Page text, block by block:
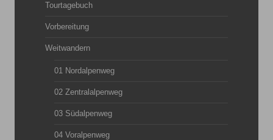
Tourtagebuch
Vorbereitung
Weitwandern
01 Nordalpenweg
02 Zentralalpenweg
03 Südalpenweg
04 Voralpenweg